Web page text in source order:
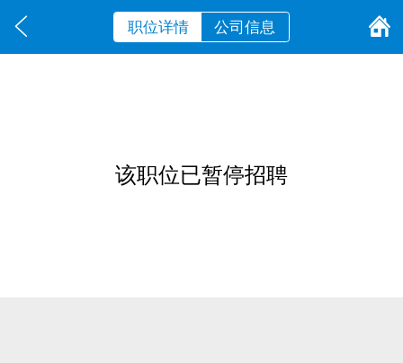
职位详情 公司信息
该职位已暂停招聘